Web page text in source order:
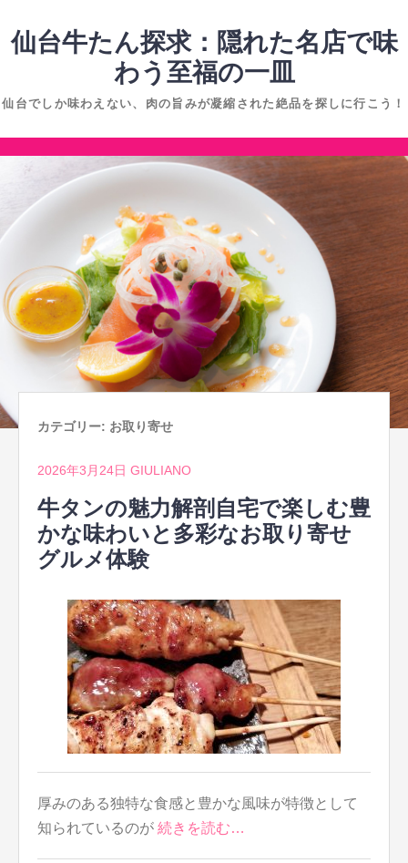
ン
ツ
へ
ス
プ
仙台牛たん探求：隠れた名店で味
わう至福の一皿
仙台でしか味わえない、肉の旨みが凝縮された絶品を探しに行こう！
コ
ン
へ
ス
キ
ッ
カテゴリー: お取り寄せ
2026年3月24日 GIULIANO
牛タンの魅力解剖自宅で楽しむ豊
かな味わいと多彩なお取り寄せ
グルメ体験
厚みのある独特な食感と豊かな風味が特徴として
知られているのが 続きを読む…